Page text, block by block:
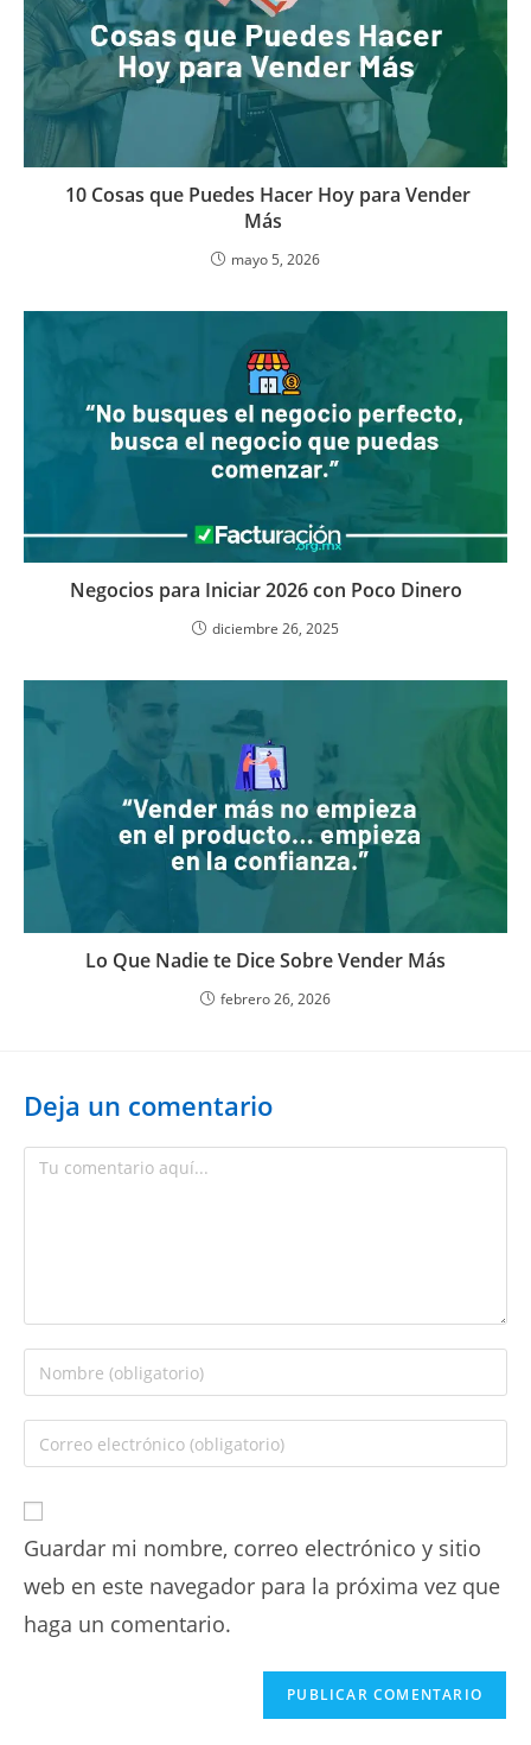
10 Cosas que Puedes Hacer Hoy para Vender
Más
mayo 5, 2026
Negocios para Iniciar 2026 con Poco Dinero
diciembre 26, 2025
Lo Que Nadie te Dice Sobre Vender Más
febrero 26, 2026
Deja un comentario
Guardar mi nombre, correo electrónico y sitio
web en este navegador para la próxima vez que
haga un comentario.